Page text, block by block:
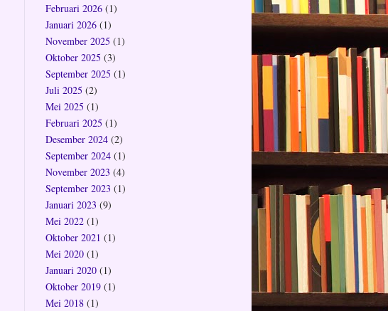
Februari 2026 (1)
Januari 2026 (1)
November 2025 (1)
Oktober 2025 (3)
September 2025 (1)
Juli 2025 (2)
Mei 2025 (1)
Februari 2025 (1)
Desember 2024 (2)
September 2024 (1)
November 2023 (4)
September 2023 (1)
Januari 2023 (9)
Mei 2022 (1)
Oktober 2021 (1)
Mei 2020 (1)
Januari 2020 (1)
Oktober 2019 (1)
Mei 2018 (1)